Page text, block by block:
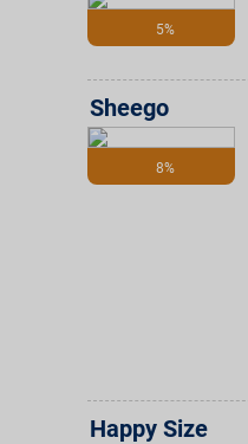
5%
8%
Sheego
Happy Size